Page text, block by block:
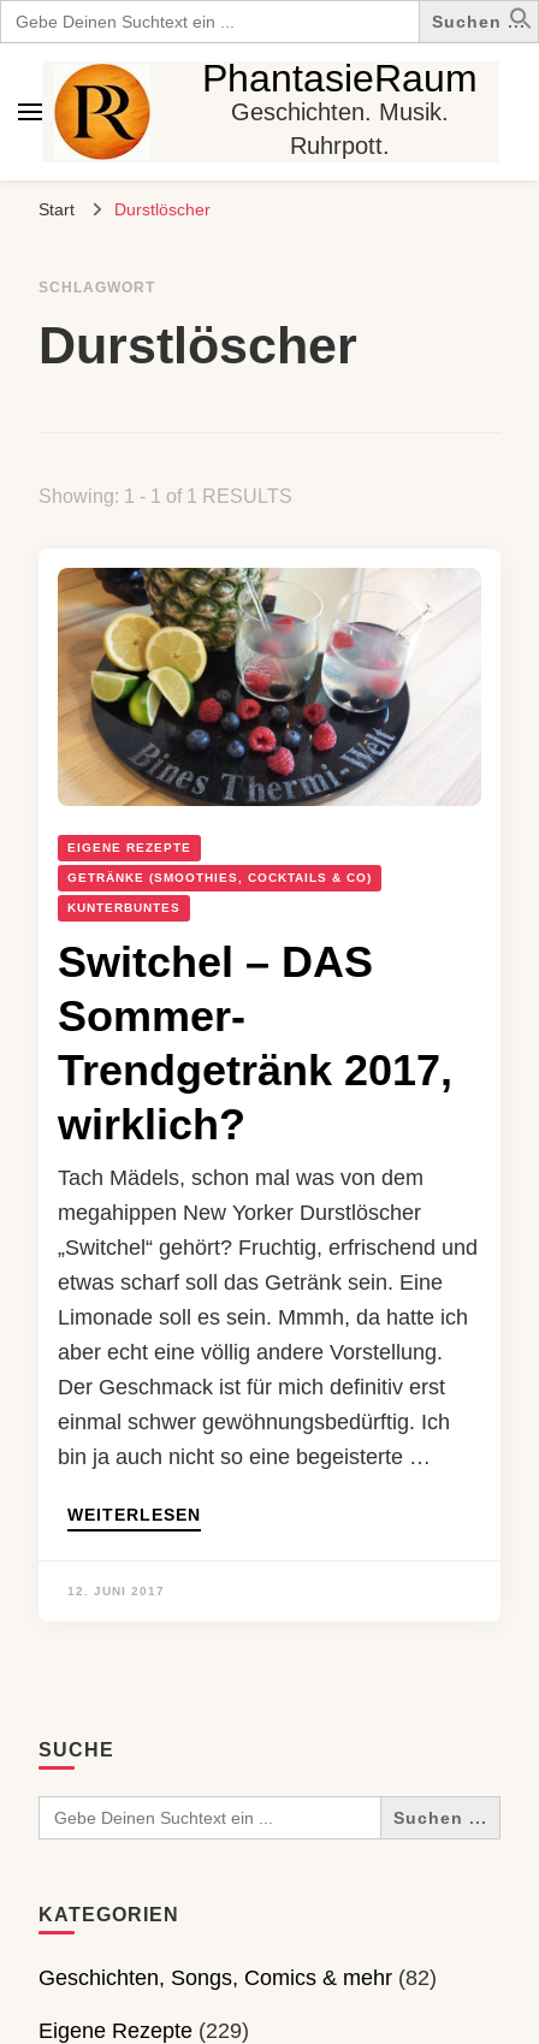
Search
for:
PhantasieRaum
Geschichten. Musik.
Ruhrpott.
Start Durstlöscher
SCHLAGWORT
Durstlöscher
Showing: 1 - 1 of 1 RESULTS
EIGENE REZEPTE
GETRÄNKE (SMOOTHIES, COCKTAILS & CO)
KUNTERBUNTES
Switchel – DAS
Sommer-
Trendgetränk 2017,
wirklich?
Tach Mädels, schon mal was von dem
megahippen New Yorker Durstlöscher
„Switchel“ gehört? Fruchtig, erfrischend und
etwas scharf soll das Getränk sein. Eine
Limonade soll es sein. Mmmh, da hatte ich
aber echt eine völlig andere Vorstellung.
Der Geschmack ist für mich definitiv erst
einmal schwer gewöhnungsbedürftig. Ich
bin ja auch nicht so eine begeisterte …
WEITERLESEN
12. JUNI 2017
SUCHE
Search
for:
KATEGORIEN
Geschichten, Songs, Comics & mehr (82)
Eigene Rezepte (229)